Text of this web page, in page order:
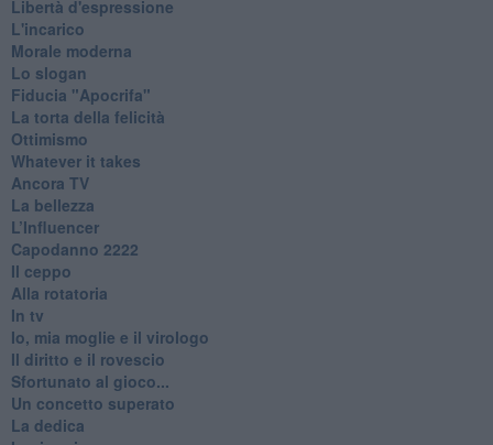
Libertà d'espressione
L'incarico
Morale moderna
Lo slogan
Fiducia "Apocrifa"
La torta della felicità
Ottimismo
Whatever it takes
Ancora TV
La bellezza
L’Influencer
​Capodanno 2222
Il ceppo
Alla rotatoria
In tv
Io, mia moglie e il virologo
Il diritto e il rovescio
Sfortunato al gioco...
Un concetto superato
La dedica